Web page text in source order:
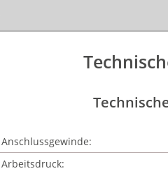
Anschlussgewinde:
Arbeitsdruck: